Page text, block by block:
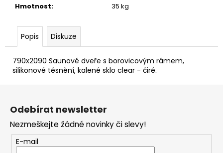
Hmotnost: 35 kg
Popis Diskuze
790x2090 Saunové dveře s borovicovým rámem,
silikonové těsnění, kalené sklo clear - čiré.
u
m
e
SAUNOVÁ
KAMNA
NA
DŘEVO
HARVIA
M3
Z
Odebírat newsletter
Nezmeškejte žádné novinky či slevy!
E-mail